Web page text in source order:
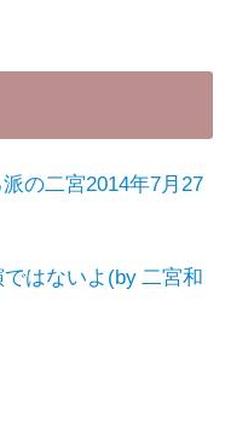
の二宮2014年7月27
ではないよ(by 二宮和